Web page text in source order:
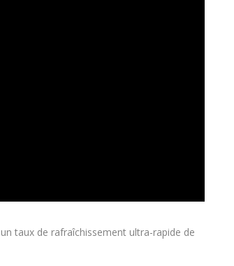
taux de rafraîchissement ultra-rapide de